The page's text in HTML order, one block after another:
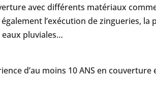
avec différents matériaux
l’exécution de zingueries, la
eaux pluviales…
d’au moins 10 ANS en couverture